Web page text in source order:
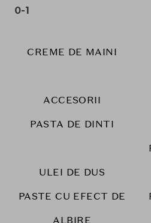
0-1
CREME DE MAINI
ACCESORII
PASTA DE DINTI
ULEI DE DUS
PASTE CU EFECT DE
ALBIRE